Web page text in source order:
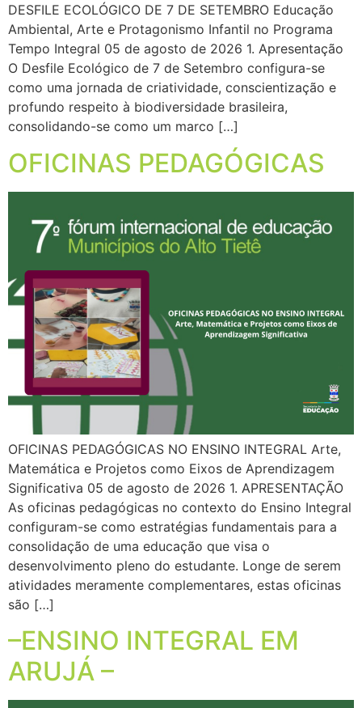
DESFILE ECOLÓGICO DE 7 DE SETEMBRO Educação
Ambiental, Arte e Protagonismo Infantil no Programa
Tempo Integral 05 de agosto de 2026 1. Apresentação
O Desfile Ecológico de 7 de Setembro configura-se
como uma jornada de criatividade, conscientização e
profundo respeito à biodiversidade brasileira,
consolidando-se como um marco […]
OFICINAS PEDAGÓGICAS
OFICINAS PEDAGÓGICAS NO ENSINO INTEGRAL Arte,
Matemática e Projetos como Eixos de Aprendizagem
Significativa 05 de agosto de 2026 1. APRESENTAÇÃO
As oficinas pedagógicas no contexto do Ensino Integral
configuram-se como estratégias fundamentais para a
consolidação de uma educação que visa o
desenvolvimento pleno do estudante. Longe de serem
atividades meramente complementares, estas oficinas
são […]
–ENSINO INTEGRAL EM
ARUJÁ –